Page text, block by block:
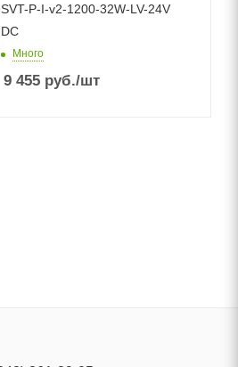
SVT-P-I-v2-1200-32W-LV-24V
DC
Много
9 455 руб./шт